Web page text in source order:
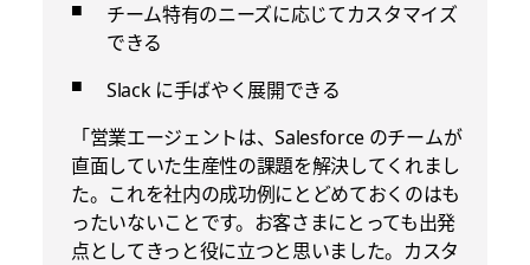
チーム特有のニーズに応じてカスタマイズ
できる
Slack に手ばやく展開できる
「営業エージェントは、Salesforce のチームが
直面していた生産性の課題を解決してくれまし
た。これを社内の成功例にとどめておくのはも
ったいないことです。お客さまにとっても出発
点としてきっと役に立つと思いました。カスタ